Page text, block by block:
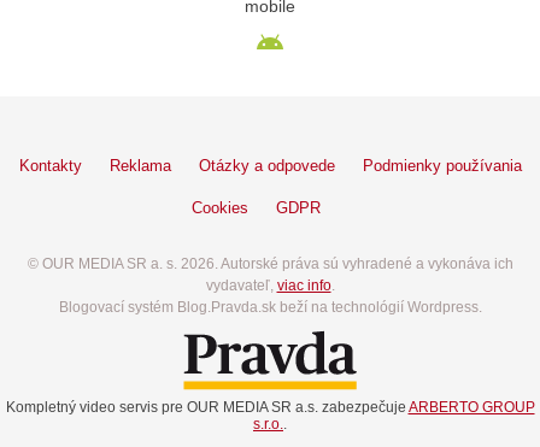
mobile
Kontakty Reklama Otázky a odpovede Podmienky používania
Cookies GDPR
© OUR MEDIA SR a. s. 2026. Autorské práva sú vyhradené a vykonáva ich
vydavateľ, viac info.
Blogovací systém Blog.Pravda.sk beží na technológií Wordpress.
Kompletný video servis pre OUR MEDIA SR a.s. zabezpečuje ARBERTO GROUP
s.r.o.